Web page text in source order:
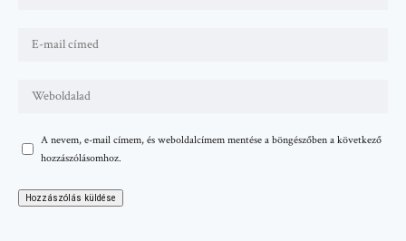
A nevem, e-mail címem, és weboldalcímem mentése a böngészőben a következő
hozzászólásomhoz.